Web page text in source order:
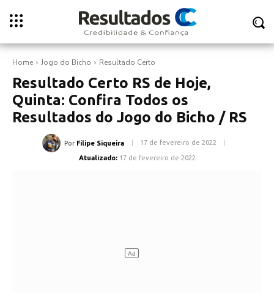
Home Jogo do Bicho Resultado Certo
Resultado Certo RS de Hoje,
Quinta: Confira Todos os
Resultados do Jogo do Bicho / RS
Por Filipe Siqueira 17 de fevereiro de 2022
Atualizado: 17 de fevereiro de 2022